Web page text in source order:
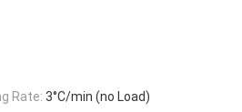
Rate: 3°C/min (no Load)